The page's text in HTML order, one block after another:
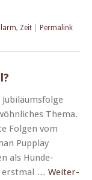
, Zeit Permalink
The­ma.
Fol­gen vom
Pup­play
als Hunde-
erst­mal … Weit­er­